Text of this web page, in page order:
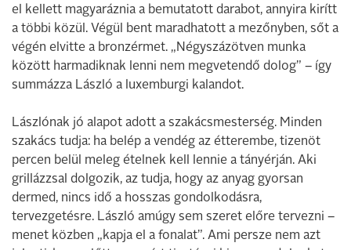
el kellett magyaráznia a bemutatott darabot, annyira kirítt
a többi közül. Végül bent maradhatott a mezőnyben, sőt a
végén elvitte a bronzérmet. „Négyszázötven munka
között harmadiknak lenni nem megvetendő dolog” – így
summázza László a luxemburgi kalandot.
Lászlónak jó alapot adott a szakácsmesterség. Minden
szakács tudja: ha belép a vendég az étterembe, tizenöt
percen belül meleg ételnek kell lennie a tányérján. Aki
grillázzsal dolgozik, az tudja, hogy az anyag gyorsan
dermed, nincs idő a hosszas gondolkodásra,
tervezgetésre. László amúgy sem szeret előre tervezni –
menet közben „kapja el a fonalat”. Ami persze nem azt